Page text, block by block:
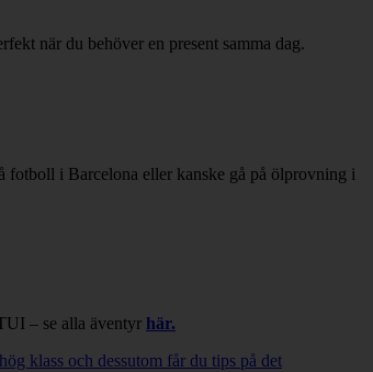
när du behöver en present samma dag.
fotboll i Barcelona eller kanske gå på ölprovning i
– se alla äventyr här.
klass och dessutom får du tips på det